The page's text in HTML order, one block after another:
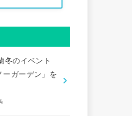
冬のイベント
ーガーデン」を